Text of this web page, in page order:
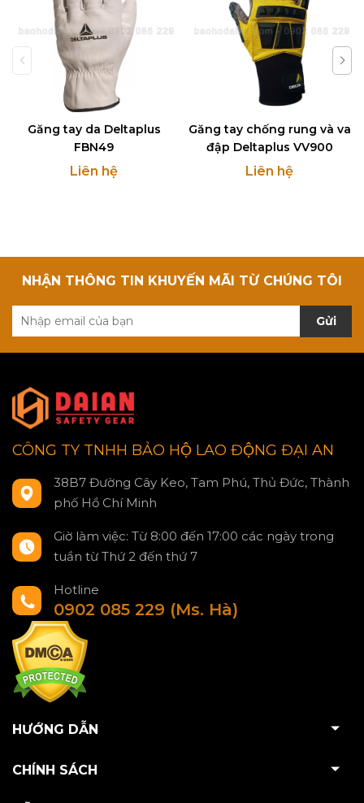
Găng tay da Deltaplus
FBN49
Liên hệ
Găng tay chống rung và va
đập Deltaplus VV900
Liên hệ
NHẬN THÔNG TIN KHUYẾN MÃI TỪ CHÚNG TÔI
Gửi
CÔNG TY TNHH BẢO HỘ LAO ĐỘNG ĐẠI AN
38B7 Đường Cây Keo, Tam Phú, Thủ Đức, Thành
phố Hồ Chí Minh
Giờ làm việc: Từ 8:00 đến 17:00 các ngày trong
tuần từ Thứ 2 đến thứ 7
Hotline
0902 085 229 (Ms. Hà)
HƯỚNG DẪN
CHÍNH SÁCH